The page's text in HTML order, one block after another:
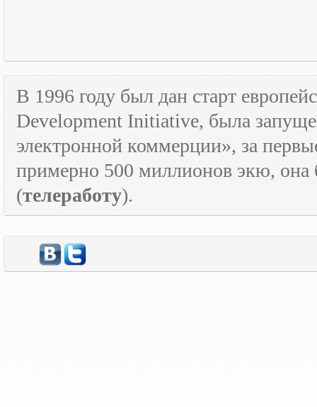
В 1996 году был дан старт
Development Initiative, была
электронной коммерции», за
примерно 500 миллионов экю, она
(телеработу).